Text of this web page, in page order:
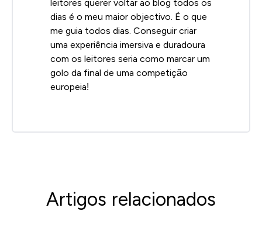
leitores querer voltar ao blog todos os
dias é o meu maior objectivo. É o que
me guia todos dias. Conseguir criar
uma experiência imersiva e duradoura
com os leitores seria como marcar um
golo da final de uma competição
europeia!
Artigos relacionados